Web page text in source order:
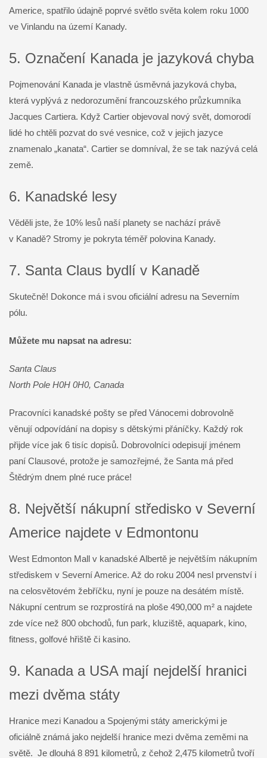
Americe, spatřilo údajně poprvé světlo světa kolem roku 1000
ve Vinlandu na území Kanady.
5. Označení Kanada je jazyková chyba
Pojmenování Kanada je vlastně úsměvná jazyková chyba,
která vyplývá z nedorozumění francouzského průzkumníka
Jacques Cartiera. Když Cartier objevoval nový svět, domorodí
lidé ho chtěli pozvat do své vesnice, což v jejich jazyce
znamenalo „kanata“. Cartier se domníval, že se tak nazývá celá
země.
6. Kanadské lesy
Věděli jste, že 10% lesů naší planety se nachází právě
v Kanadě? Stromy je pokryta téměř polovina Kanady.
7. Santa Claus bydlí v Kanadě
Skutečně! Dokonce má i svou oficiální adresu na Severním
pólu.
Můžete mu napsat na adresu:
Santa Claus
North Pole H0H 0H0, Canada
Pracovníci kanadské pošty se před Vánocemi dobrovolně
věnují odpovídání na dopisy s dětskými přáníčky. Každý rok
přijde více jak 6 tisíc dopisů. Dobrovolníci odepisují jménem
paní Clausové, protože je samozřejmé, že Santa má před
Štědrým dnem plné ruce práce!
8. Největší nákupní středisko v Severní
Americe najdete v Edmontonu
West Edmonton Mall v kanadské Albertě je největším nákupním
střediskem v Severní Americe. Až do roku 2004 nesl prvenství i
na celosvětovém žebříčku, nyní je pouze na desátém místě.
Nákupní centrum se rozprostírá na ploše 490,000 m² a najdete
zde více než 800 obchodů, fun park, kluziště, aquapark, kino,
fitness, golfové hřiště či kasino.
9. Kanada a USA mají nejdelší hranici
mezi dvěma státy
Hranice mezi Kanadou a Spojenými státy americkými je
oficiálně známá jako nejdelší hranice mezi dvěma zeměmi na
světě. Je dlouhá 8 891 kilometrů, z čehož 2,475 kilometrů tvoří